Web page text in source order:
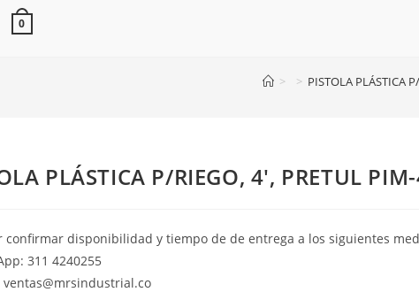
0
> > PISTOLA PLÁSTICA
PLÁSTICA P/RIEGO, 4′, PRETUL
confirmar disponibilidad y tiempo de de entrega a los siguientes
311 4240255
ventas@mrsindustrial.co